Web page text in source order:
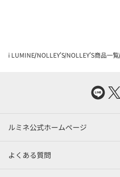
i LUMINE NOLLEY'S NOLLEY'S商品一覧
ルミネ公式ホームページ
よくある質問